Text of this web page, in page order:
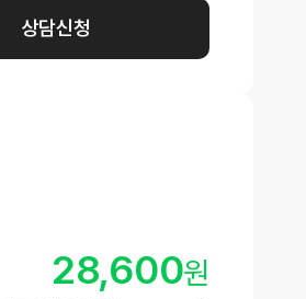
상담신청
28,600원